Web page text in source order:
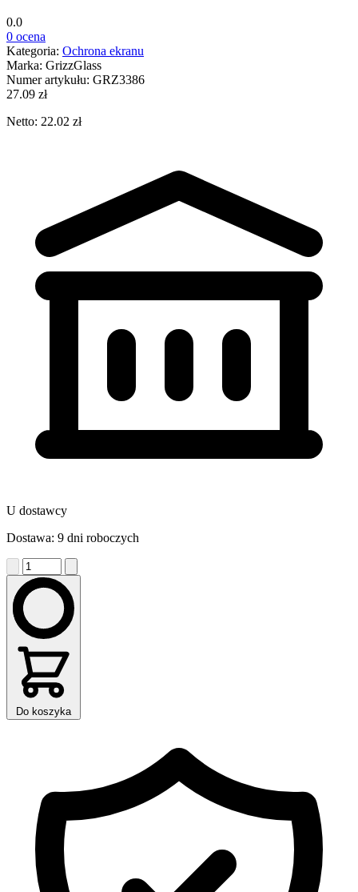
0.0
0 ocena
Kategoria: Ochrona ekranu
Marka: GrizzGlass
Numer artykułu: GRZ3386
27.09 zł
Netto: 22.02 zł
U dostawcy
Dostawa: 9 dni roboczych
Do koszyka